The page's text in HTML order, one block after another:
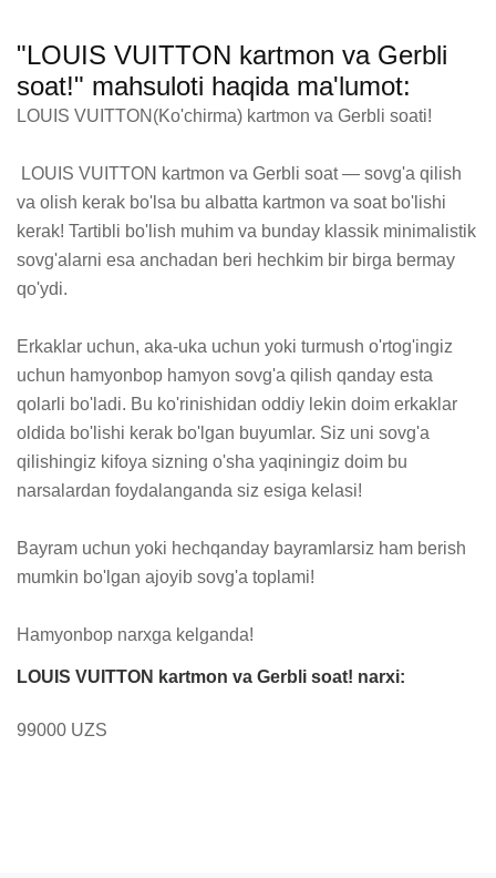
"LOUIS VUITTON kartmon va Gerbli
soat!" mahsuloti haqida ma'lumot:
LOUIS VUITTON(Ko'chirma) kartmon va Gerbli soati!
va olish kerak bo'lsa bu albatta kartmon va soat bo'lishi
kerak! Tartibli bo'lish muhim va bunday klassik minimalistik
sovg'alarni esa anchadan beri hechkim bir birga bermay
qo'ydi.
Erkaklar uchun, aka-uka uchun yoki turmush o'rtog'ingiz
uchun hamyonbop hamyon sovg'a qilish qanday esta
qolarli bo'ladi. Bu ko'rinishidan oddiy lekin doim erkaklar
oldida bo'lishi kerak bo'lgan buyumlar. Siz uni sovg'a
qilishingiz kifoya sizning o'sha yaqiningiz doim bu
narsalardan foydalanganda siz esiga kelasi!
Bayram uchun yoki hechqanday bayramlarsiz ham berish
mumkin bo'lgan ajoyib sovg'a toplami!
Hamyonbop narxga kelganda!
LOUIS VUITTON kartmon va Gerbli soat! narxi:
99000 UZS